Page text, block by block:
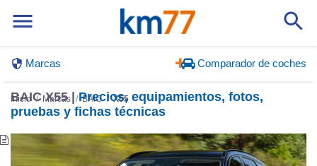
Marcas Comparador de coches
Inicio Marcas BAIC X55
BAIC X55 |Precios, equipamientos, fotos,
pruebas y fichas técnicas